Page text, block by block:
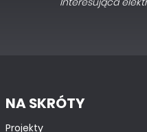
NA SKRÓTY
Projekty